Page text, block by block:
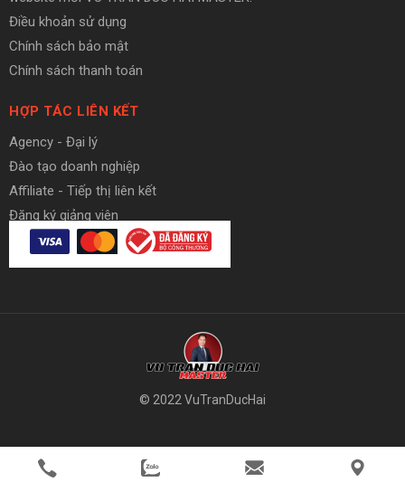
Điều khoản sử dụng
Chính sách bảo mật
Chính sách thanh toán
HỢP TÁC LIÊN KẾT
Agency - Đại lý
Đào tạo doanh nghiệp
Affiliate - Tiếp thị liên kết
Đăng ký giảng viên
© 2022 VuTranDucHai